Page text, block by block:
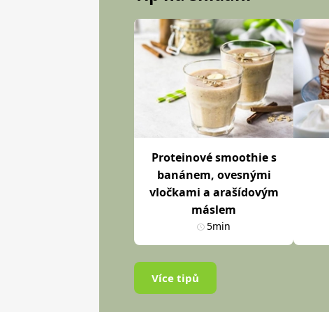
Proteinové smoothie s
banánem, ovesnými
vločkami a arašídovým
máslem
5min
Více tipů